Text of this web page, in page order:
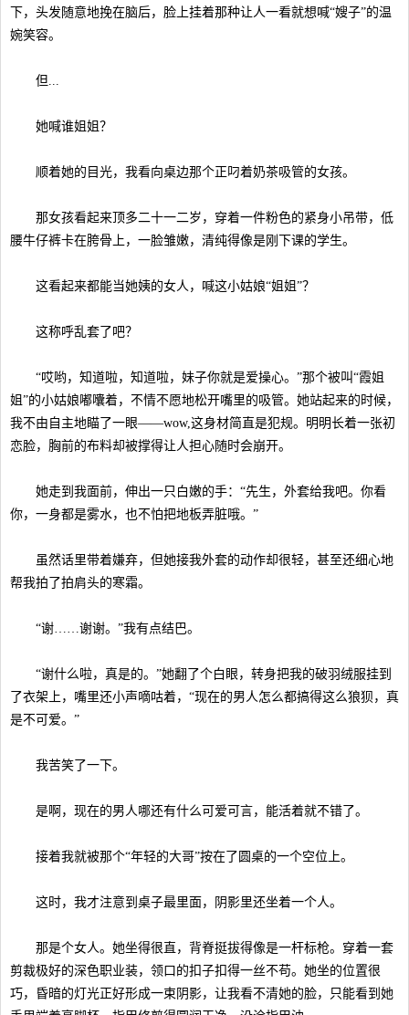
下，头发随意地挽在脑后，脸上挂着那种让人一看就想喊“嫂子”的温
婉笑容。
但...
她喊谁姐姐？
顺着她的目光，我看向桌边那个正叼着奶茶吸管的女孩。
那女孩看起来顶多二十一二岁，穿着一件粉色的紧身小吊带，低
腰牛仔裤卡在胯骨上，一脸雏嫩，清纯得像是刚下课的学生。
这看起来都能当她姨的女人，喊这小姑娘“姐姐”？
这称呼乱套了吧？
“哎哟，知道啦，知道啦，妹子你就是爱操心。”那个被叫“霞姐
姐”的小姑娘嘟囔着，不情不愿地松开嘴里的吸管。她站起来的时候，
我不由自主地瞄了一眼——wow,这身材简直是犯规。明明长着一张初
恋脸，胸前的布料却被撑得让人担心随时会崩开。
她走到我面前，伸出一只白嫩的手：“先生，外套给我吧。你看
你，一身都是雾水，也不怕把地板弄脏哦。”
虽然话里带着嫌弃，但她接我外套的动作却很轻，甚至还细心地
帮我拍了拍肩头的寒霜。
“谢……谢谢。”我有点结巴。
“谢什么啦，真是的。”她翻了个白眼，转身把我的破羽绒服挂到
了衣架上，嘴里还小声嘀咕着，“现在的男人怎么都搞得这么狼狈，真
是不可爱。”
我苦笑了一下。
是啊，现在的男人哪还有什么可爱可言，能活着就不错了。
接着我就被那个“年轻的大哥”按在了圆桌的一个空位上。
这时，我才注意到桌子最里面，阴影里还坐着一个人。
那是个女人。她坐得很直，背脊挺拔得像是一杆标枪。穿着一套
剪裁极好的深色职业装，领口的扣子扣得一丝不苟。她坐的位置很
巧，昏暗的灯光正好形成一束阴影，让我看不清她的脸，只能看到她